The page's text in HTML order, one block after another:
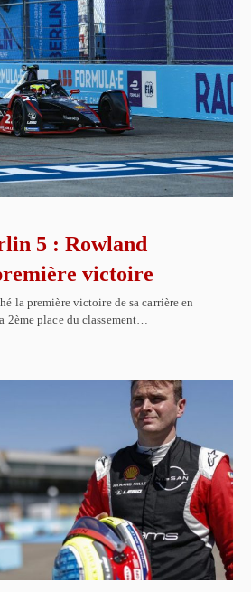
5 : Rowland
victoire
la première victoire de sa carrière en
2ème place du classement…